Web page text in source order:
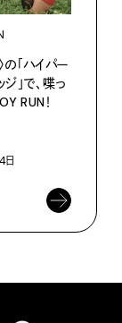
の「ハイパー
」で、喋っ
RUN！